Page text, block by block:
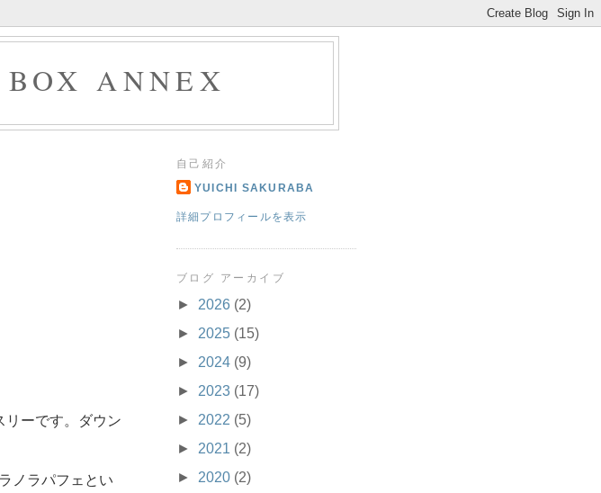
ANNEX
リーです。ダウン
ノラパフェとい
自己紹介
YUICHI SAKURABA
詳細プロフィールを表示
ブログ アーカイブ
► 2026 (2)
► 2025 (15)
► 2024 (9)
► 2023 (17)
► 2022 (5)
► 2021 (2)
► 2020 (2)